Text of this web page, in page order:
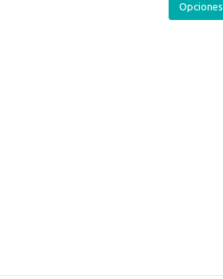
Opciones